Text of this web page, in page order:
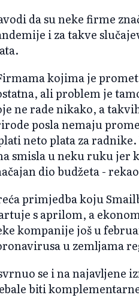
da su neke firme
i za takve
kojima je
ali problem je
ne rade nikako, a
posla nemaju
neto plata za
smisla u neku ruku jer
dio budžeta -
primjedba koju
s aprilom, a
kompanije još u
u zemljama
se i na najavljene
biti